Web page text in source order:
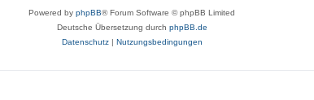
Powered by phpBB® Forum Software © phpBB Limited
Deutsche Übersetzung durch phpBB.de
Datenschutz| Nutzungsbedingungen